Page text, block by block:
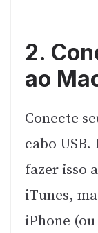
2.
ao
Conecte
cabo
fazer isso
iTunes,
iPhone